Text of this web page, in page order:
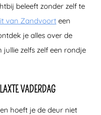
beleeft zonder zelf te
van Zandvoort een
je alles over de
jullie zelfs zelf een rondje
VADERDAG
hoeft je de deur niet